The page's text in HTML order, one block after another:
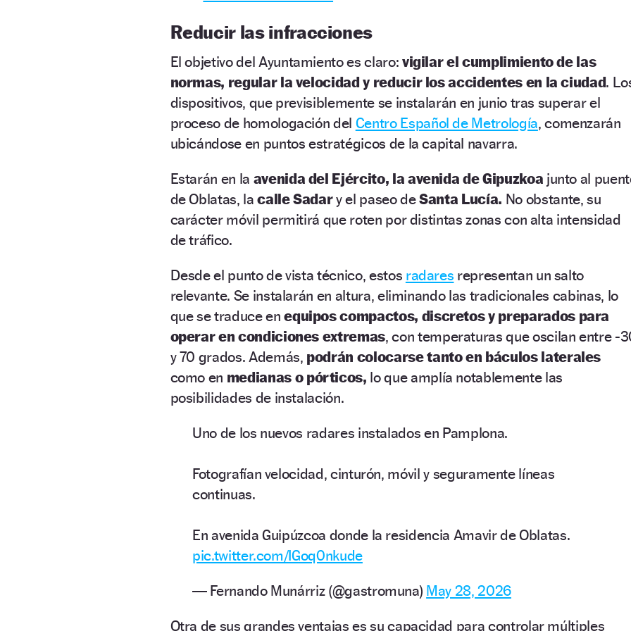
Reducir las infracciones
El objetivo del Ayuntamiento es claro: vigilar el cumplimiento de las
normas, regular la velocidad y reducir los accidentes en la ciudad.
dispositivos, que previsiblemente se instalarán en junio tras superar el
proceso de homologación del Centro Español de Metrología, comenzarán
ubicándose en puntos estratégicos de la capital navarra.
Estarán en la avenida del Ejército, la avenida de Gipuzkoa junto al
de Oblatas, lacalle Sadary el paseo deSanta Lucía. No obstante, su
carácter móvil permitirá que roten por distintas zonas con alta intensidad
de tráfico.
Desde el punto de vista técnico, estos radares representan un salto
relevante. Se instalarán en altura, eliminando las tradicionales cabinas, lo
que se traduce enequipos compactos, discretos y preparados para
operar en condiciones extremas, con temperaturas que oscilan entre -
y 70 grados. Además, podrán colocarse tanto en báculos laterales
como en medianas o pórticos, lo que amplía notablemente las
posibilidades de instalación.
Uno de los nuevos radares instalados en Pamplona.
Fotografían velocidad, cinturón, móvil y seguramente líneas
continuas.
En avenida Guipúzcoa donde la residencia Amavir de Oblatas.
pic.twitter.com/IGoq0nkude
— Fernando Munárriz (@gastromuna) May 28, 2026
Otra de sus grandes ventajas es su capacidad para controlar múltiples